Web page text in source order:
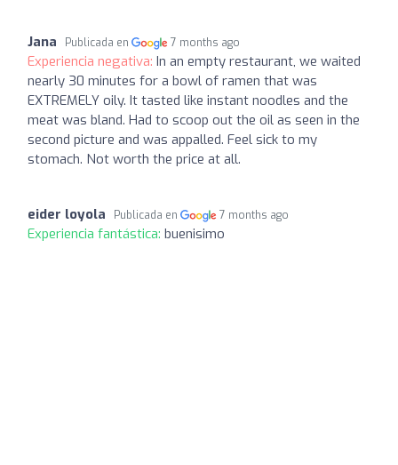
Jana Publicada en 7 months ago
Experiencia negativa: In an empty restaurant, we waited
nearly 30 minutes for a bowl of ramen that was
EXTREMELY oily. It tasted like instant noodles and the
meat was bland. Had to scoop out the oil as seen in the
second picture and was appalled. Feel sick to my
stomach. Not worth the price at all.
eider loyola Publicada en 7 months ago
Experiencia fantástica: buenisimo